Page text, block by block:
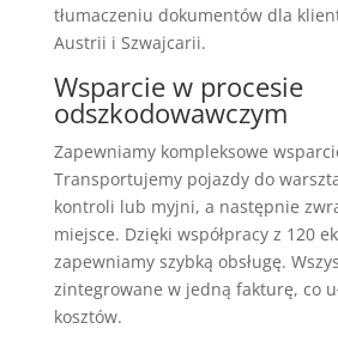
tłumaczeniu dokumentów dla
Austrii i Szwajcarii.
Wsparcie w procesie
odszkodowawczym
Zapewniamy kompleksowe
Transportujemy pojazdy do
kontroli lub myjni, a następnie
miejsce. Dzięki współpracy z 120
zapewniamy szybką obsługę.
zintegrowane w jedną fakturę, co
kosztów.